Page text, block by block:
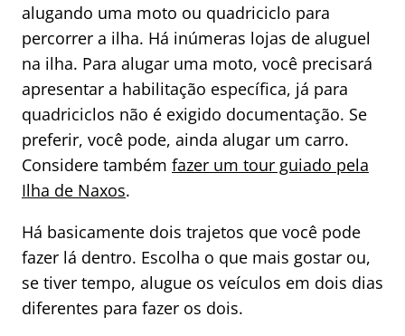
alugando uma moto ou quadriciclo para
percorrer a ilha. Há inúmeras lojas de aluguel
na ilha. Para alugar uma moto, você precisará
apresentar a habilitação específica, já para
quadriciclos não é exigido documentação. Se
preferir, você pode, ainda alugar um carro.
Considere também fazer um tour guiado pela
Ilha de Naxos.
Há basicamente dois trajetos que você pode
fazer lá dentro. Escolha o que mais gostar ou,
se tiver tempo, alugue os veículos em dois dias
diferentes para fazer os dois.